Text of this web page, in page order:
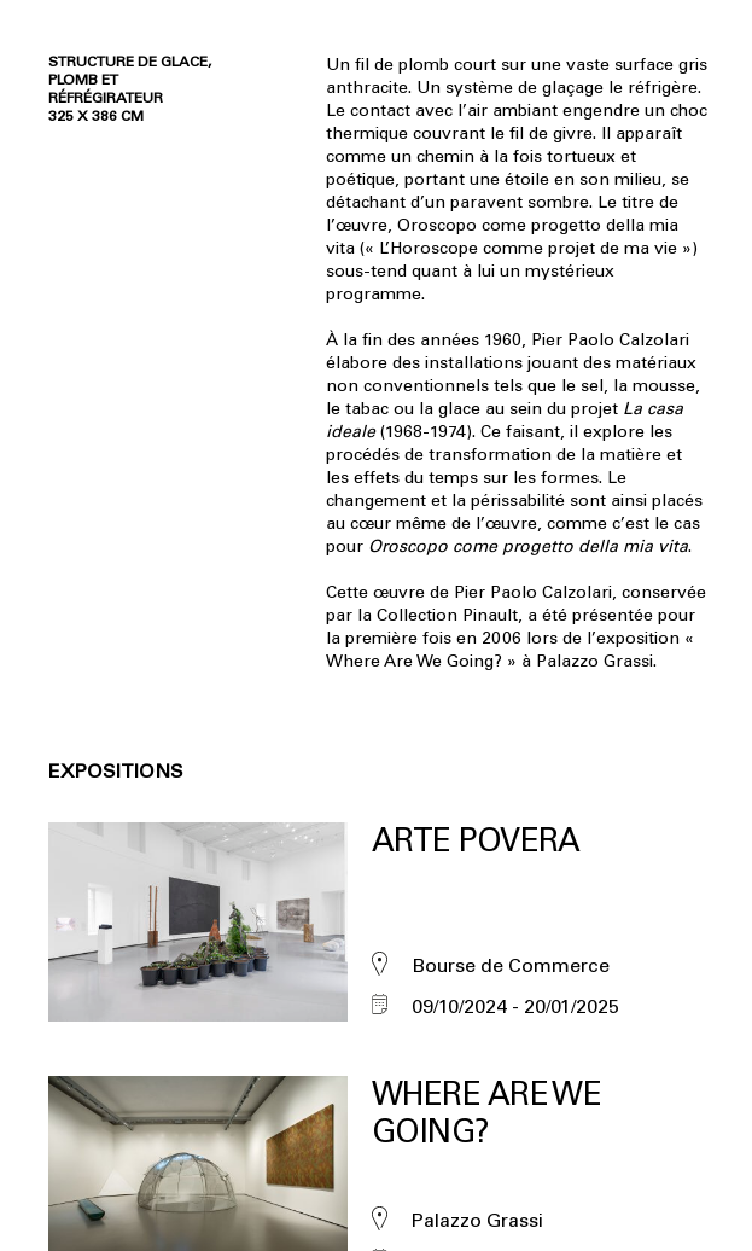
STRUCTURE DE GLACE,
PLOMB ET
RÉFRÉGIRATEUR
325 X 386 CM
Un fil de plomb court sur une vaste surface gris
anthracite. Un système de glaçage le réfrigère.
Le contact avec l’air ambiant engendre un choc
thermique couvrant le fil de givre. Il apparaît
comme un chemin à la fois tortueux et
poétique, portant une étoile en son milieu, se
détachant d’un paravent sombre. Le titre de
l’œuvre, Oroscopo come progetto della mia
vita (« L’Horoscope comme projet de ma vie »)
sous-tend quant à lui un mystérieux
programme.
À la fin des années 1960, Pier Paolo Calzolari
élabore des installations jouant des matériaux
non conventionnels tels que le sel, la mousse,
le tabac ou la glace au sein du projet La casa
ideale(1968-1974). Ce faisant, il explore les
procédés de transformation de la matière et
les effets du temps sur les formes. Le
changement et la périssabilité sont ainsi placés
au cœur même de l’œuvre, comme c’est le cas
pour Oroscopo come progetto della mia vita.
Cette œuvre de Pier Paolo Calzolari, conservée
par la Collection Pinault, a été présentée pour
la première fois en 2006 lors de l’exposition «
Where Are We Going? » à Palazzo Grassi.
EXPOSITIONS
ARTE POVERA
Bourse de Commerce
09/10/2024
20/01/2025
WHERE ARE WE
GOING?
Palazzo Grassi